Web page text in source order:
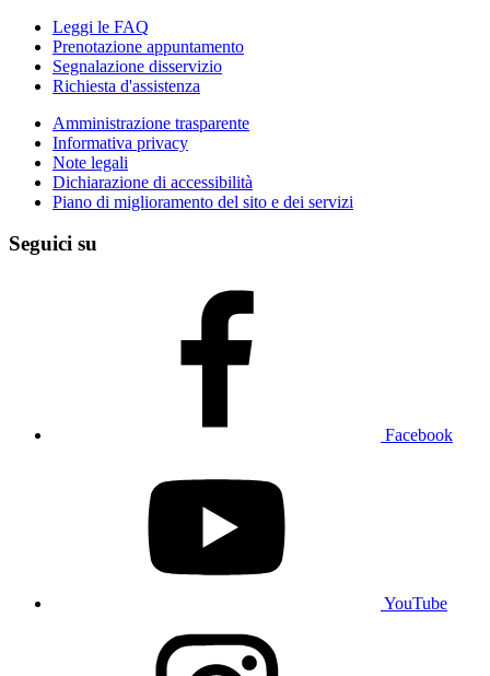
Leggi le FAQ
Prenotazione appuntamento
Segnalazione disservizio
Richiesta d'assistenza
Amministrazione trasparente
Informativa privacy
Note legali
Dichiarazione di accessibilità
Piano di miglioramento del sito e dei servizi
Seguici su
Facebook
YouTube